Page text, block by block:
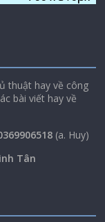
thuật hay về công
bài viết hay về
(a. Huy)
Tân